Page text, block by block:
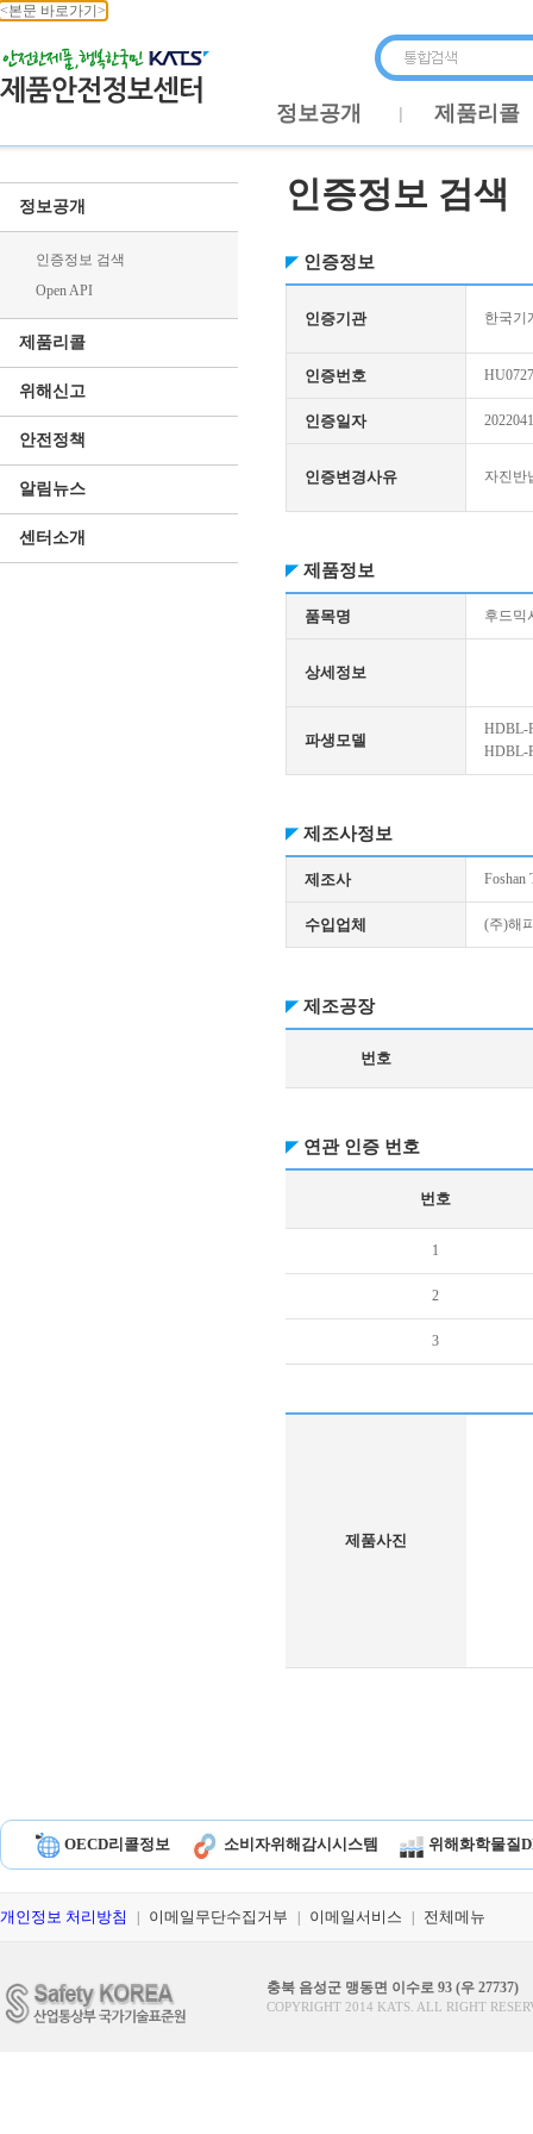
<본문 바로가기>
정보공개 제품리콜
정보공개
인증정보 검색
Open API
제품리콜
위해신고
안전정책
알림뉴스
센터소개
인증정보 검색
인증정보
인증기관 한국기
인증번호
인증일자
인증변경사유 자진반
제품정보
품목명 후드믹
상세정보
파생모델
HDBL-
HDBL-
제조사정보
제조사 Foshan
수입업체 (주)해
제조공장
번호
연관 인증 번호
번호
1
2
3
제품사진
OECD리콜정보 소비자위해감시시스템 위해화학물질
개인정보 처리방침 이메일무단수집거부 이메일서비스 전체메뉴
충북 음성군 맹동면 이수로 93 (우 27737)
COPYRIGHT 2014 KATS. ALL RIGHT